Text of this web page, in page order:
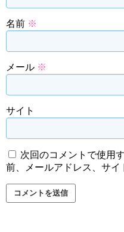
名前 ※
メール ※
サイト
次回のコメントで使用
前、メールアドレス、サイ